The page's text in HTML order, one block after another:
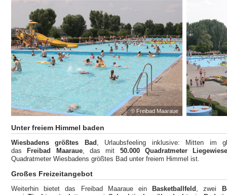
© Freibad Maaraue
Unter freiem Himmel baden
Wiesbadens größtes Bad , Urlaubsfeeling inklusive: Mitten im
das
Freibad Maaraue, das mit 50.000 Quadratmeter
Quadratmeter Wiesbadens größtes Bad unter freiem Himmel ist.
Großes Freizeitangebot
Weiterhin bietet das Freibad Maaraue ein Basketballfeld , zwei